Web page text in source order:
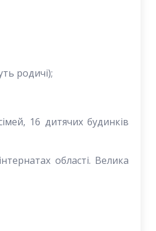
родичі);
16 дитячих будинків
області. Велика